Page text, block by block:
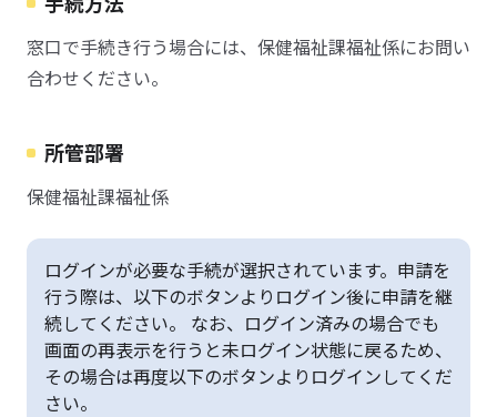
窓口で手続き行う場合には、保健福祉課福祉係にお問い
合わせください。
所管部署
保健福祉課福祉係
ログインが必要な手続が選択されています。申請を
行う際は、以下のボタンよりログイン後に申請を継
続してください。 なお、ログイン済みの場合でも
画面の再表示を行うと未ログイン状態に戻るため、
その場合は再度以下のボタンよりログインしてくだ
さい。